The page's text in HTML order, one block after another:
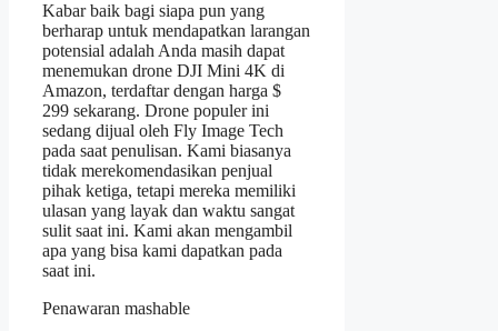
Kabar baik bagi siapa pun yang
berharap untuk mendapatkan larangan
potensial adalah Anda masih dapat
menemukan drone DJI Mini 4K di
Amazon, terdaftar dengan harga $
299 sekarang. Drone populer ini
sedang dijual oleh Fly Image Tech
pada saat penulisan. Kami biasanya
tidak merekomendasikan penjual
pihak ketiga, tetapi mereka memiliki
ulasan yang layak dan waktu sangat
sulit saat ini. Kami akan mengambil
apa yang bisa kami dapatkan pada
saat ini.
Penawaran mashable